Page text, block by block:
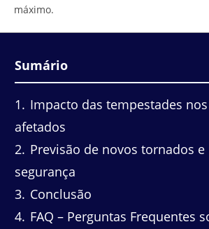
máximo.
Sumário
1
Impacto das tempestades
afetados
2 Previsão de novos tornados
segurança
3 Conclusão
4 FAQ – Perguntas Frequentes